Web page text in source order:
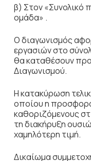
β) Στον
ομάδα» .
Ο διαγωνισμός
εργασιών στο
θα καταθέσουν
Διαγωνισμού.
Η κατακύρωση
οποίου η
καθοριζόμενους
τη διακήρυξη
χαμηλότερη τιμή.
Δικαίωμα